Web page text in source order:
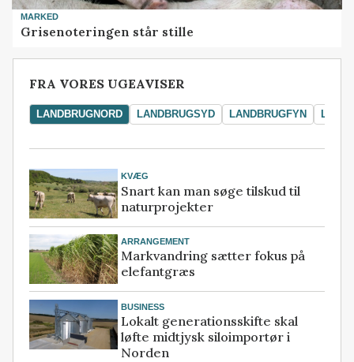
MARKED
Grisenoteringen står stille
FRA VORES UGEAVISER
LANDBRUGNORD LANDBRUGSYD LANDBRUGFYN
KVÆG
Snart kan man søge tilskud til
naturprojekter
ARRANGEMENT
Markvandring sætter fokus på
elefantgræs
BUSINESS
Lokalt generationsskifte skal
løfte midtjysk siloimportør i
Norden